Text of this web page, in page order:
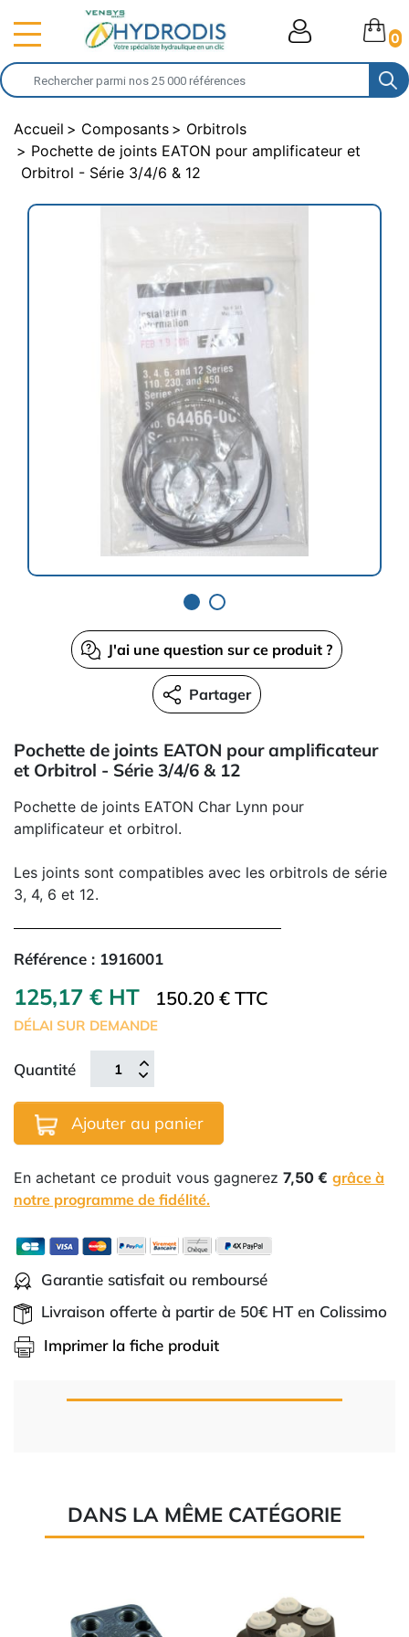
0
Accueil Composants
Orbitrols
Pochette de joints EATON pour amplificateur et
Orbitrol - Série 3/4/6 & 12
J'ai une question sur ce produit ?
Partager
Pochette de joints EATON pour amplificateur
et Orbitrol - Série 3/4/6 & 12
Pochette de joints EATON Char Lynn pour
amplificateur et orbitrol.
Les joints sont compatibles avec les orbitrols de série
3, 4, 6 et 12.
Référence : 1916001
125,17 € HT 150.20 € TTC
DÉLAI SUR DEMANDE
Quantité
Ajouter au panier
En achetant ce produit vous gagnerez 7,50 € grâce à
notre programme de fidélité.
Garantie satisfait ou remboursé
Livraison offerte à partir de 50€ HT en Colissimo
Imprimer la fiche produit
DANS LA MÊME CATÉGORIE